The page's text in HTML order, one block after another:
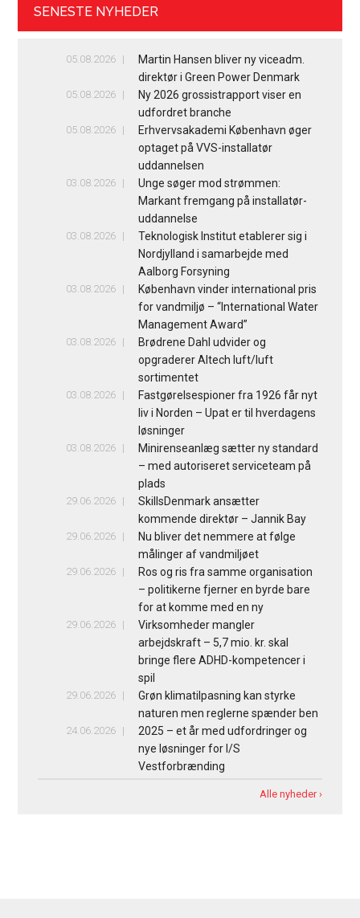
SENESTE NYHEDER
05.08.2026
Martin Hansen bliver ny viceadm.
direktør i Green Power Denmark
05.08.2026
Ny 2026 grossistrapport viser en
udfordret branche
05.08.2026
Erhvervsakademi København øger
optaget på VVS-installatør
uddannelsen
03.08.2026
Unge søger mod strømmen:
Markant fremgang på installatør-
uddannelse
03.08.2026
Teknologisk Institut etablerer sig i
Nordjylland i samarbejde med
Aalborg Forsyning
03.08.2026
København vinder international pris
for vandmiljø – “International Water
Management Award”
03.08.2026
Brødrene Dahl udvider og
opgraderer Altech luft/luft
sortimentet
03.08.2026
Fastgørelsespioner fra 1926 får nyt
liv i Norden – Upat er til hverdagens
løsninger
03.08.2026
Minirenseanlæg sætter ny standard
– med autoriseret serviceteam på
plads
29.06.2026
SkillsDenmark ansætter
kommende direktør – Jannik Bay
29.06.2026
Nu bliver det nemmere at følge
målinger af vandmiljøet
29.06.2026
Ros og ris fra samme organisation
– politikerne fjerner en byrde bare
for at komme med en ny
29.06.2026
Virksomheder mangler
arbejdskraft – 5,7 mio. kr. skal
bringe flere ADHD-kompetencer i
spil
29.06.2026
Grøn klimatilpasning kan styrke
naturen men reglerne spænder ben
24.06.2026
2025 – et år med udfordringer og
nye løsninger for I/S
Vestforbrænding
Alle nyheder ›